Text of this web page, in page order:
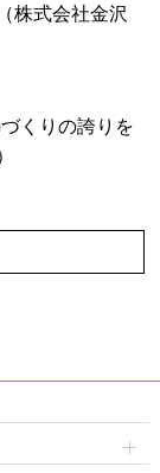
株式会社金沢
くりの誇りを